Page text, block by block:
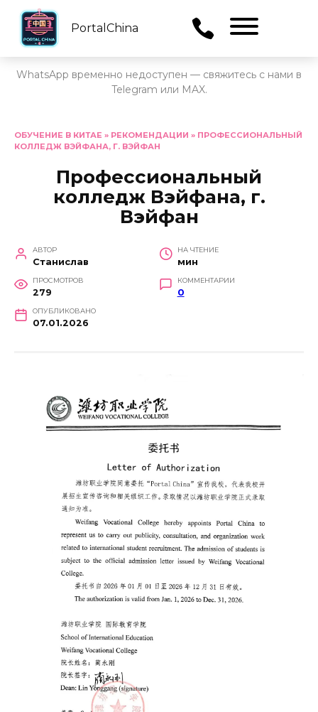
PortalChina
WhatsApp временно недоступен — свяжитесь с нами в
Telegram или MAX.
содержанию
ОБУЧЕНИЕ В КИТАЕ » РЕКОМЕНДАЦИИ » ПРОФЕССИОНАЛЬНЫЙ
КОЛЛЕДЖ ВЭЙФАНА, Г. ВЭЙФАН
Профессиональный
колледж Вэйфана, г.
Вэйфан
АВТОР
Станислав
НА ЧТЕНИЕ
мин
ПРОСМОТРОВ
279
КОММЕНТАРИИ
0
ОПУБЛИКОВАНО
07.01.2026